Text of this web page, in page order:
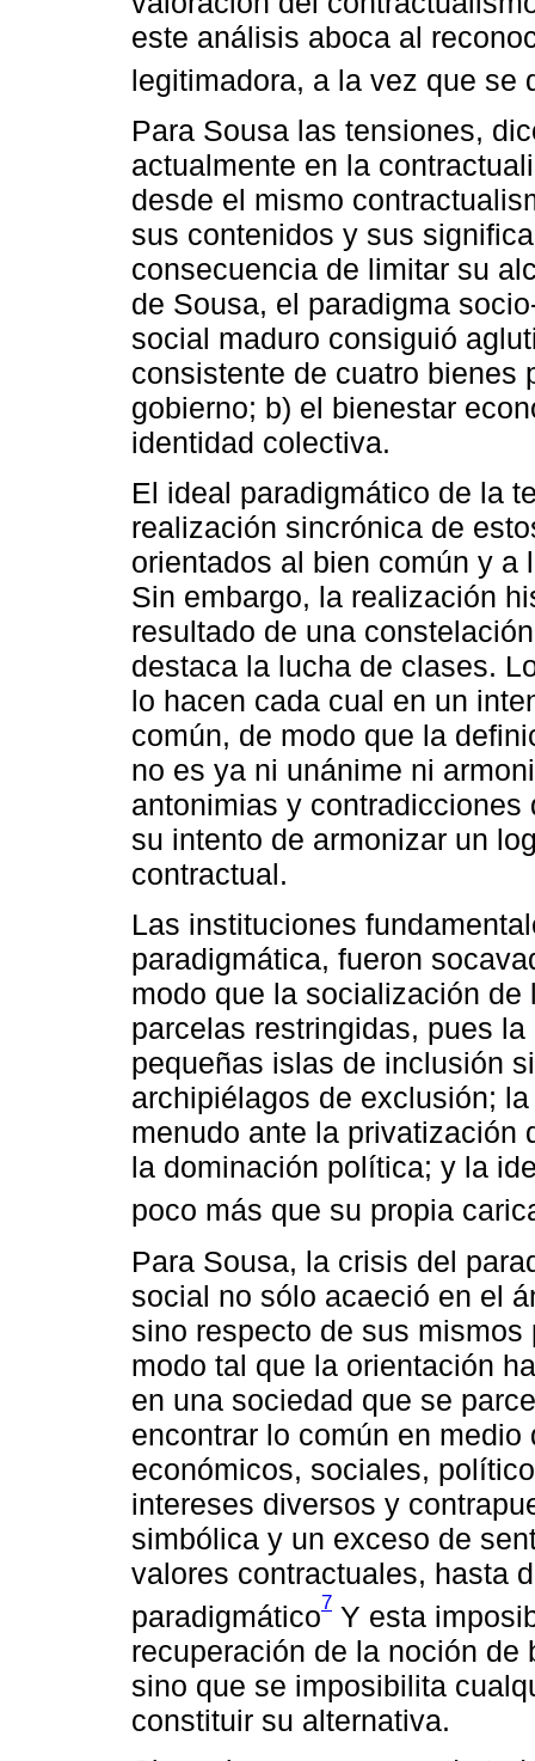
este análisis aboca al
legitimadora, a la vez que se
Para Sousa las tensiones,
actualmente en la
desde el mismo
sus contenidos y sus
consecuencia de limitar su
de Sousa, el paradigma
social maduro consiguió
consistente de cuatro bienes
gobierno; b) el bienestar
identidad colectiva.
El ideal paradigmático de la
realización sincrónica de
orientados al bien común y a
Sin embargo, la realización
resultado de una
destaca la lucha de clases.
lo hacen cada cual en un
común, de modo que la
no es ya ni unánime ni
antonimias y
su intento de armonizar un
contractual.
Las instituciones
paradigmática, fueron
modo que la socialización
parcelas restringidas, pues
pequeñas islas de inclusión
archipiélagos de exclusión;
menudo ante la privatización
la dominación política; y la
poco más que su propia
Para Sousa, la crisis del
social no sólo acaeció en el
sino respecto de sus
modo tal que la orientación
en una sociedad que se
encontrar lo común en
económicos, sociales,
intereses diversos y
simbólica y un exceso de
valores contractuales, hasta
paradigmático7 Y esta
recuperación de la noción
sino que se imposibilita
constituir su alternativa.